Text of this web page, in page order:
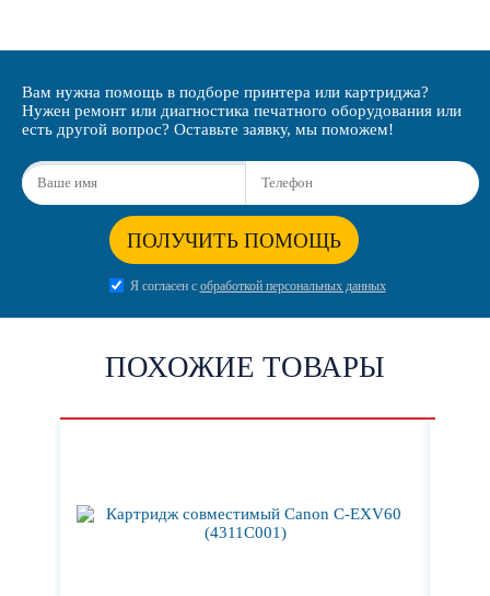
Вам нужна помощь в подборе принтера или картриджа?
Нужен ремонт или диагностика печатного оборудования или
есть другой вопрос? Оставьте заявку, мы поможем!
ПОЛУЧИТЬ ПОМОЩЬ
Я согласен с обработкой персональных данных
ПОХОЖИЕ ТОВАРЫ